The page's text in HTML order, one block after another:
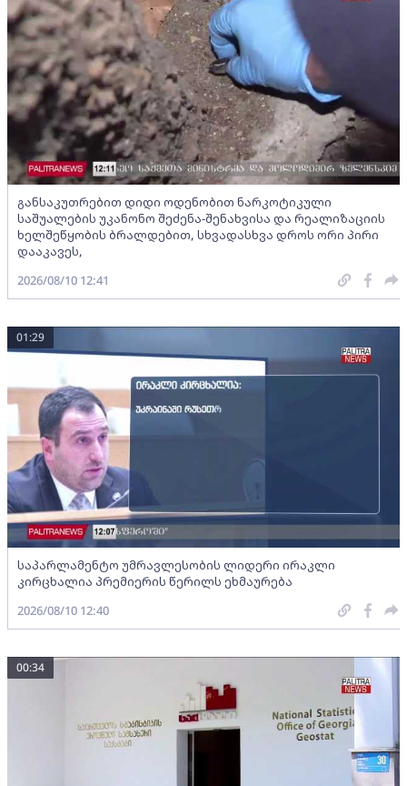
განსაკუთრებით დიდი ოდენობით ნარკოტიკული
საშუალების უკანონო შეძენა-შენახვისა და რეალიზაციის
ხელშეწყობის ბრალდებით, სხვადასხვა დროს ორი პირი
დააკავეს,
2026/08/10 12:41
საპარლამენტო უმრავლესობის ლიდერი ირაკლი
კირცხალია პრემიერის წერილს ეხმაურება
01:29
2026/08/10 12:40
00:34